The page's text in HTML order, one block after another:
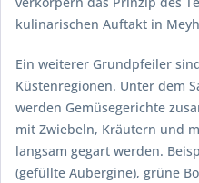
kulinarischen Auftakt in
Ein weiterer Grundpfeiler
Küstenregionen. Unter dem
werden Gemüsegerichte
mit Zwiebeln, Kräutern und
langsam gegart werden.
(gefüllte Aubergine), grüne